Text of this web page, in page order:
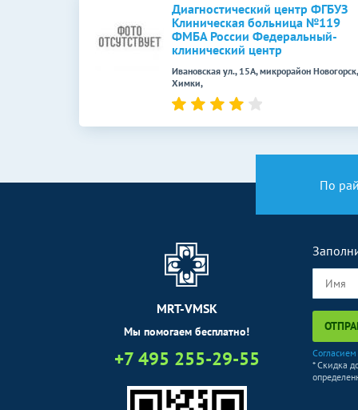
КТ щитовидной железы
КТ органов и мягких тканей
КТ мягких тканей шеи
КТ малого таза
КТ забрюшинного пространства
КТ суставов и костей
КТ височных костей
КТ височно-нижнечелюстного сустава
КТ локтевого сустава
Диагностический центр ФГБУЗ
Клиническая больница №119
ФМБА России Федеральный-
клинический центр
Ивановская ул., 15А, микрорайон Новогорск,
Химки,
По
MRT-VMSK
Мы помогаем бесплатно!
+7 495 255-29-55
* Скидка